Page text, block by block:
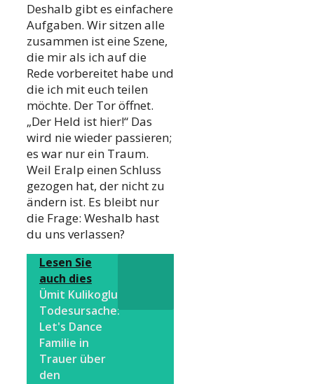
Deshalb gibt es einfachere
Aufgaben. Wir sitzen alle
zusammen ist eine Szene,
die mir als ich auf die
Rede vorbereitet habe und
die ich mit euch teilen
möchte. Der Tor öffnet.
„Der Held ist hier!“ Das
wird nie wieder passieren;
es war nur ein Traum.
Weil Eralp einen Schluss
gezogen hat, der nicht zu
ändern ist. Es bleibt nur
die Frage: Weshalb hast
du uns verlassen?
Lesen Sie
auch dies
Ümit Kulikoglu
Todesursache:
Let's Dance
Familie in
Trauer über
den